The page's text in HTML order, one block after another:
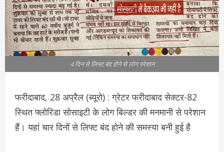
4 दिन से लिफ्ट बंद होने से लोग परेशान
फरीदाबाद, 28 अप्रैल (ब्यूरो) : ग्रेटर फरीदाबाद सेक्टर-82
स्थित फ्लोरिडा सोसाइटी के लोग बिल्डर की मनमानी से परेशान
हैं। यहां चार दिनों से लिफ्ट बंद होने की समस्या बनी हुई है